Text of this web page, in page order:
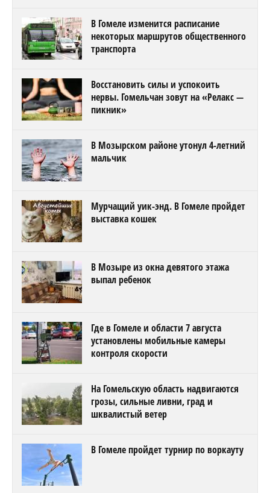
В Гомеле изменится расписание
некоторых маршрутов общественного
транспорта
Восстановить силы и успокоить
нервы. Гомельчан зовут на «Релакс —
пикник»
В Мозырском районе утонул 4-летний
мальчик
Мурчащий уик-энд. В Гомеле пройдет
выставка кошек
В Мозыре из окна девятого этажа
выпал ребенок
Где в Гомеле и области 7 августа
установлены мобильные камеры
контроля скорости
На Гомельскую область надвигаются
грозы, сильные ливни, град и
шквалистый ветер
В Гомеле пройдет турнир по воркауту